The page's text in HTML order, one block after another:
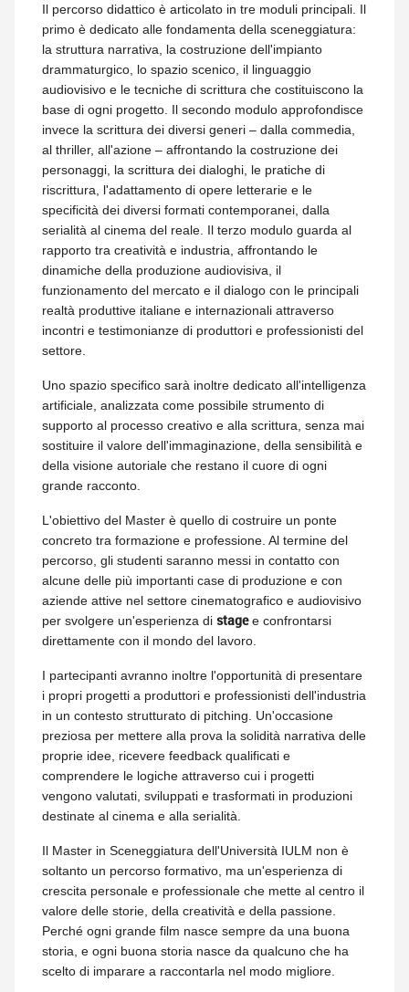
Il percorso didattico è articolato in tre moduli principali. Il
primo è dedicato alle fondamenta della sceneggiatura:
la struttura narrativa, la costruzione dell'impianto
drammaturgico, lo spazio scenico, il linguaggio
audiovisivo e le tecniche di scrittura che costituiscono la
base di ogni progetto. Il secondo modulo approfondisce
invece la scrittura dei diversi generi – dalla commedia,
al thriller, all'azione – affrontando la costruzione dei
personaggi, la scrittura dei dialoghi, le pratiche di
riscrittura, l'adattamento di opere letterarie e le
specificità dei diversi formati contemporanei, dalla
serialità al cinema del reale. Il terzo modulo guarda al
rapporto tra creatività e industria, affrontando le
dinamiche della produzione audiovisiva, il
funzionamento del mercato e il dialogo con le principali
realtà produttive italiane e internazionali attraverso
incontri e testimonianze di produttori e professionisti del
settore.
Uno spazio specifico sarà inoltre dedicato all'intelligenza
artificiale, analizzata come possibile strumento di
supporto al processo creativo e alla scrittura, senza mai
sostituire il valore dell'immaginazione, della sensibilità e
della visione autoriale che restano il cuore di ogni
grande racconto.
L'obiettivo del Master è quello di costruire un ponte
concreto tra formazione e professione. Al termine del
percorso, gli studenti saranno messi in contatto con
alcune delle più importanti case di produzione e con
aziende attive nel settore cinematografico e audiovisivo
per svolgere un'esperienza di stagee confrontarsi
direttamente con il mondo del lavoro.
I partecipanti avranno inoltre l'opportunità di presentare
i propri progetti a produttori e professionisti dell'industria
in un contesto strutturato di pitching. Un'occasione
preziosa per mettere alla prova la solidità narrativa delle
proprie idee, ricevere feedback qualificati e
comprendere le logiche attraverso cui i progetti
vengono valutati, sviluppati e trasformati in produzioni
destinate al cinema e alla serialità.
Il Master in Sceneggiatura dell'Università IULM non è
soltanto un percorso formativo, ma un'esperienza di
crescita personale e professionale che mette al centro il
valore delle storie, della creatività e della passione.
Perché ogni grande film nasce sempre da una buona
storia, e ogni buona storia nasce da qualcuno che ha
scelto di imparare a raccontarla nel modo migliore.